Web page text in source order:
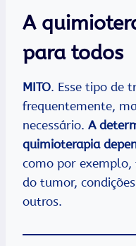
A
para todos
MITO. Esse tipo de
frequentemente,
necessário. A
quimioterapia
como por
do tumor,
outros.